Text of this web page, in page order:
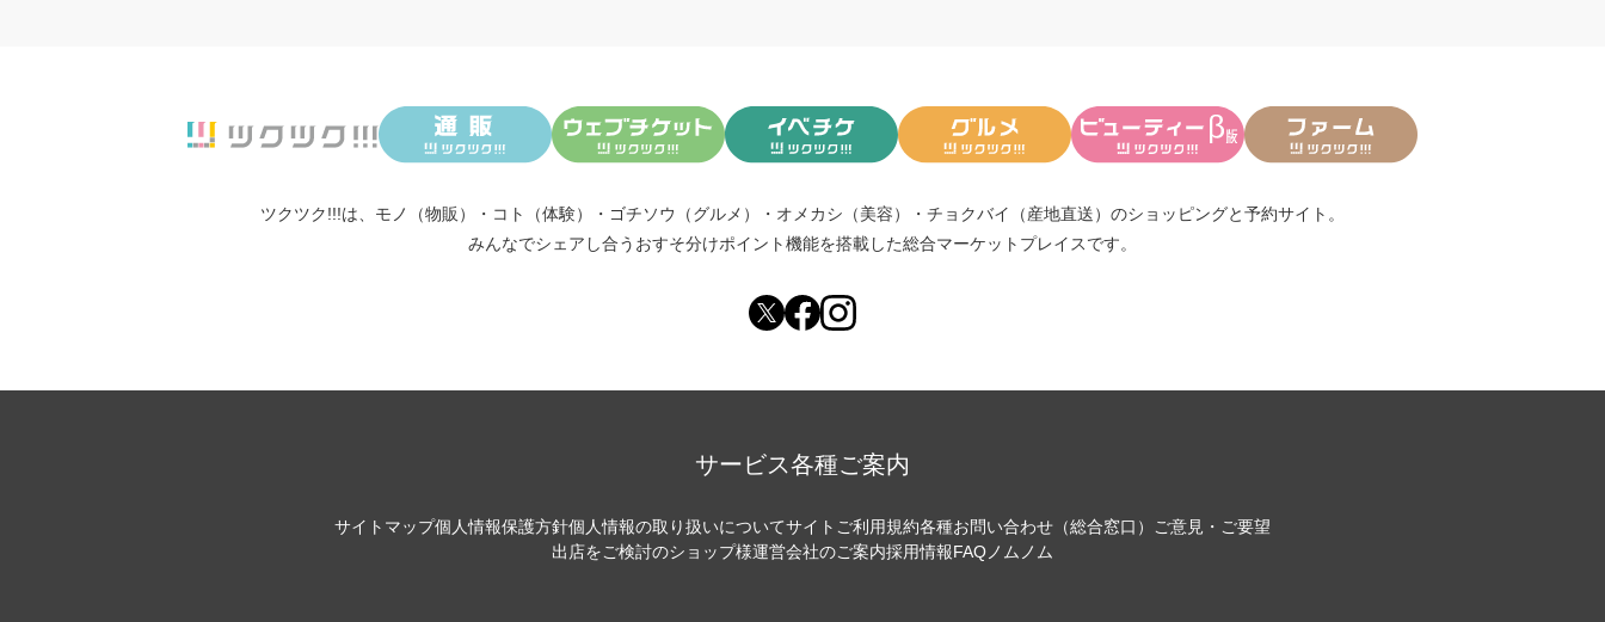
ツクツク!!!は、 モノ（物販） ・ コト（体験） ・ ゴチソウ（グルメ） ・ オメカシ（美容） ・ チョクバイ（産地直送） のショッピングと予約サイト。
みんなでシェアし合う おすそ分けポイント機能を搭載した総合マーケットプレイスです。
サービス各種ご案内
サイトマップ個人情報保護方針個人情報の取り扱いについてサイトご利用規約各種お問い合わせ（総合窓口） ご意見・ご要望
出店をご検討のショップ様運営会社のご案内採用情報FAQノムノム